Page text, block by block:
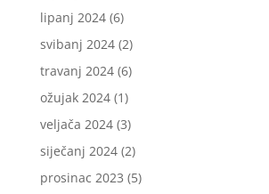
lipanj 2024(6)
svibanj 2024(2)
travanj 2024(6)
ožujak 2024(1)
veljača 2024(3)
siječanj 2024(2)
prosinac 2023 (5)